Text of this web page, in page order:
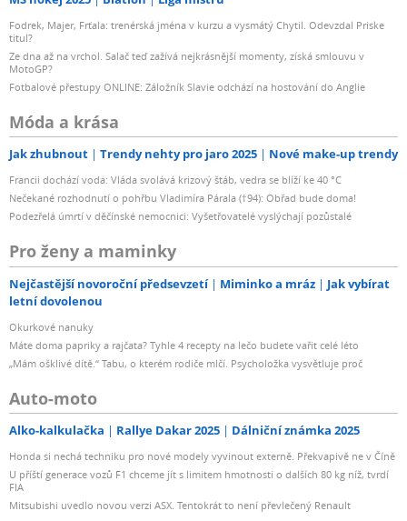
Fodrek, Majer, Frťala: trenérská jména v kurzu a vysmátý Chytil. Odevzdal Priske
titul?
Ze dna až na vrchol. Salač teď zažívá nejkrásnější momenty, získá smlouvu v
MotoGP?
Fotbalové přestupy ONLINE: Záložník Slavie odchází na hostování do Anglie
Móda a krása
Jak zhubnout Trendy nehty pro jaro 2025 Nové make-up trendy
Francii dochází voda: Vláda svolává krizový štáb, vedra se blíží ke 40 °C
Nečekané rozhodnutí o pohřbu Vladimíra Párala (†94): Obřad bude doma!
Podezřelá úmrtí v děčínské nemocnici: Vyšetřovatelé vyslýchají pozůstalé
Pro ženy a maminky
Nejčastější novoroční předsevzetí Miminko a mráz
Jak vybírat
letní dovolenou
Okurkové nanuky
Máte doma papriky a rajčata? Tyhle 4 recepty na lečo budete vařit celé léto
„Mám ošklivé dítě.“ Tabu, o kterém rodiče mlčí. Psycholožka vysvětluje proč
Auto-moto
Alko-kalkulačka Rallye Dakar 2025 Dálniční známka 2025
Honda si nechá techniku pro nové modely vyvinout externě. Překvapivě ne v Číně
U příští generace vozů F1 chceme jít s limitem hmotnosti o dalších 80 kg níž, tvrdí
FIA
Mitsubishi uvedlo novou verzi ASX. Tentokrát to není převlečený Renault